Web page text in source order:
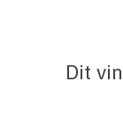
Dit
Items van